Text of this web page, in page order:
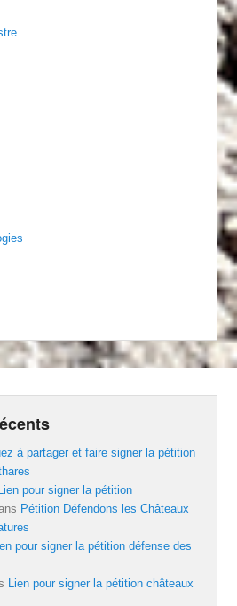
à partager et faire signer la pétition
Lien pour signer la pétition
Pétition Défendons les Châteaux
pour signer la pétition défense des
Lien pour signer la pétition châteaux